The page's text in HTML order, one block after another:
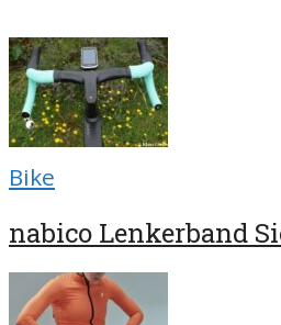
Bike
nabico Lenkerband